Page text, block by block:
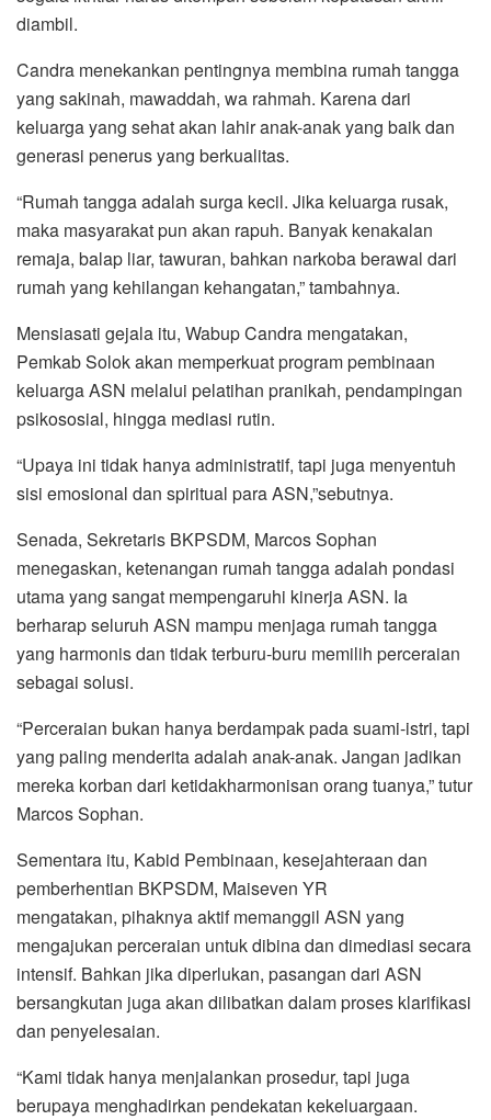
diambil.
Candra menekankan pentingnya membina rumah tangga
yang sakinah, mawaddah, wa rahmah. Karena dari
keluarga yang sehat akan lahir anak-anak yang baik dan
generasi penerus yang berkualitas.
“Rumah tangga adalah surga kecil. Jika keluarga rusak,
maka masyarakat pun akan rapuh. Banyak kenakalan
remaja, balap liar, tawuran, bahkan narkoba berawal dari
rumah yang kehilangan kehangatan,” tambahnya.
Mensiasati gejala itu, Wabup Candra mengatakan,
Pemkab Solok akan memperkuat program pembinaan
keluarga ASN melalui pelatihan pranikah, pendampingan
psikososial, hingga mediasi rutin.
“Upaya ini tidak hanya administratif, tapi juga menyentuh
sisi emosional dan spiritual para ASN,”sebutnya.
Senada, Sekretaris BKPSDM, Marcos Sophan
menegaskan, ketenangan rumah tangga adalah pondasi
utama yang sangat mempengaruhi kinerja ASN. Ia
berharap seluruh ASN mampu menjaga rumah tangga
yang harmonis dan tidak terburu-buru memilih perceraian
sebagai solusi.
“Perceraian bukan hanya berdampak pada suami-istri, tapi
yang paling menderita adalah anak-anak. Jangan jadikan
mereka korban dari ketidakharmonisan orang tuanya,” tutur
Marcos Sophan.
Sementara itu, Kabid Pembinaan, kesejahteraan dan
pemberhentian BKPSDM, Maiseven YR
mengatakan, pihaknya aktif memanggil ASN yang
mengajukan perceraian untuk dibina dan dimediasi secara
intensif. Bahkan jika diperlukan, pasangan dari ASN
bersangkutan juga akan dilibatkan dalam proses klarifikasi
dan penyelesaian.
“Kami tidak hanya menjalankan prosedur, tapi juga
berupaya menghadirkan pendekatan kekeluargaan.